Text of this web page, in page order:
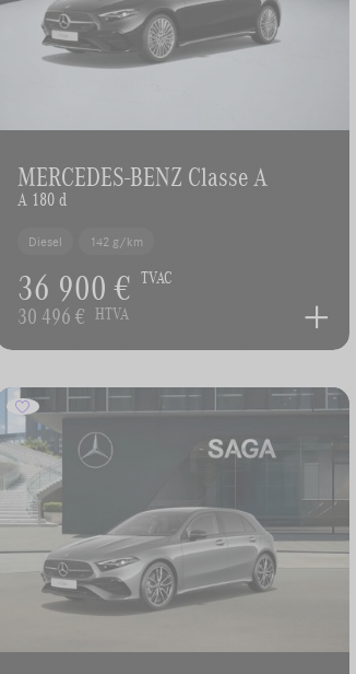
MERCEDES-BENZ Classe A
A 180 d
Diesel 142 g/km
36 900 € TVAC
30 496 € HTVA